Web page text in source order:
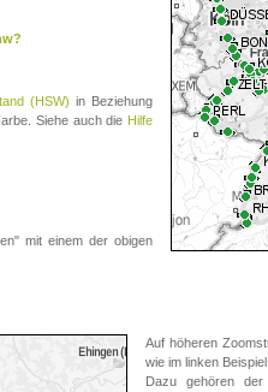
(HSW) in Beziehung
Siehe auch die Hilfe
mit einem der obigen
Auf höheren
wie im linken
Dazu gehören